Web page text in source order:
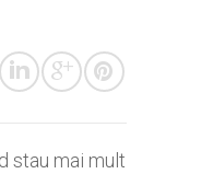
stau mai mult